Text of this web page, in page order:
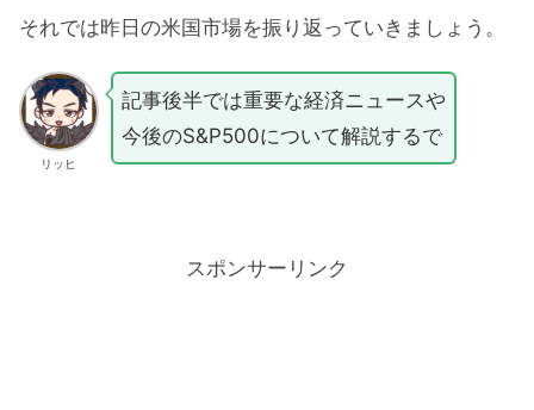
それでは昨日の米国市場を振り返っていきましょう。
リッヒ
記事後半では重要な経済ニュースや
今後のS&P500について解説するで
スポンサーリンク